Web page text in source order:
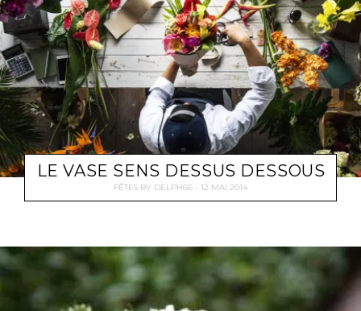
LE VASE SENS DESSUS DESSOUS
FÊTES BY DELPH66 12 MAI 2014